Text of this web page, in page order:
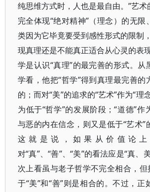
纯思维方式时，人也是最自由。”艺
完全体现“绝对精神”（理念）的无限
类因为它毕竟要受到感性形式的限制
现真理还是不能真正适合从心灵的表
学是认识“真理”的最完善的形式。从
学看，他把“哲学”得到真理最完善的
的；而对“美”的追求的“艺术”作为“理
为低于“哲学”的发展阶段；“道德”作
与恶的内在信念，则又是低于“艺术”
这就是说，如果从价值论
对“真”、“善”、“美”的看法应是“真、
次上看虽与老子哲学不完全相合，但
于“美”和“善”则是相合的。不过，正